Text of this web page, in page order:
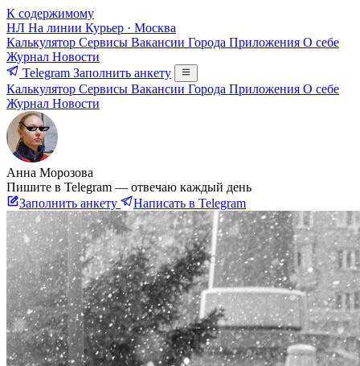
К содержимому
НЛ На линии Курьер · Москва
Калькулятор Сервисы Вакансии Города Приложения О себе
Журнал Новости
Telegram Заполнить анкету
Калькулятор Сервисы Вакансии Города Приложения О себе
Журнал Новости
Анна Морозова
Пишите в Telegram — отвечаю каждый день
Заполнить анкету
Написать в Telegram